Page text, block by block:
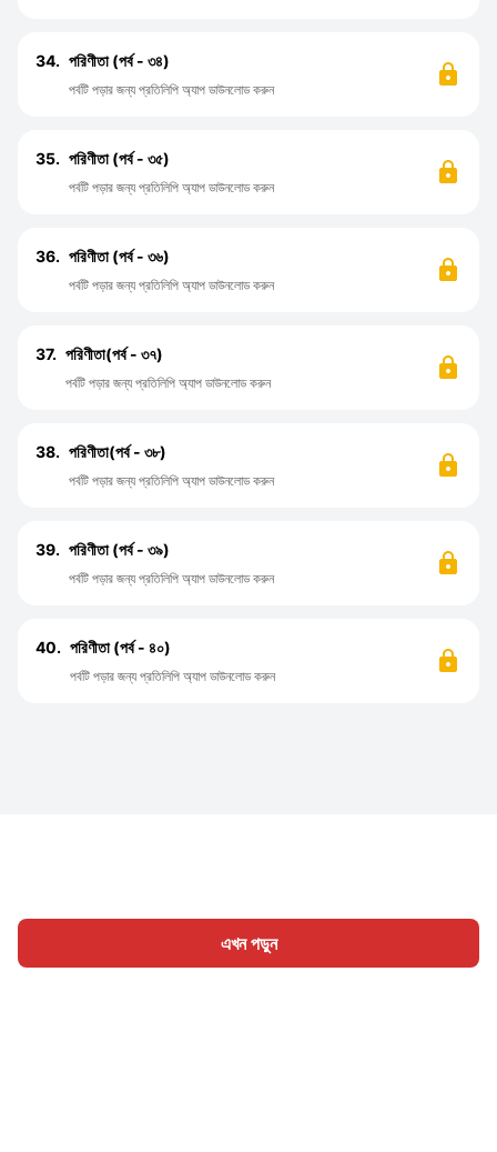
এখন পড়ুন
34. পরিণীতা (পর্ব - ৩৪)
পর্বটি পড়ার জন্য প্রতিলিপি অ্যাপ ডাউনলোড করুন
35. পরিণীতা (পর্ব - ৩৫)
পর্বটি পড়ার জন্য প্রতিলিপি অ্যাপ ডাউনলোড করুন
36. পরিণীতা (পর্ব - ৩৬)
পর্বটি পড়ার জন্য প্রতিলিপি অ্যাপ ডাউনলোড করুন
37. পরিণীতা(পর্ব - ৩৭)
পর্বটি পড়ার জন্য প্রতিলিপি অ্যাপ ডাউনলোড করুন
38. পরিণীতা(পর্ব - ৩৮)
পর্বটি পড়ার জন্য প্রতিলিপি অ্যাপ ডাউনলোড করুন
39. পরিণীতা (পর্ব - ৩৯)
পর্বটি পড়ার জন্য প্রতিলিপি অ্যাপ ডাউনলোড করুন
40. পরিণীতা (পর্ব - ৪০)
পর্বটি পড়ার জন্য প্রতিলিপি অ্যাপ ডাউনলোড করুন
হোম শ্রেণী লিখুন প্রবন্ধ সাইন ইন